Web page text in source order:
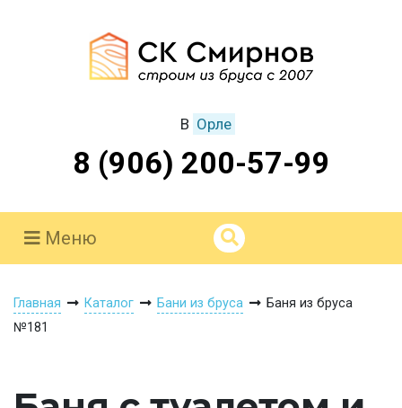
В Орле
8 (906) 200-57-99
Меню
Главная Каталог Бани из бруса
Баня из бруса
№181